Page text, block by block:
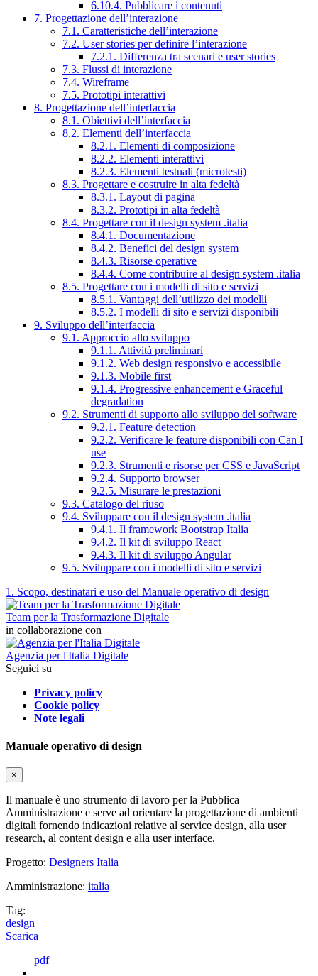
6.10.4. Pubblicare i contenuti
7. Progettazione dell’interazione
7.1. Caratteristiche dell’interazione
7.2. User stories per definire l’interazione
7.2.1. Differenza tra scenari e user stories
7.3. Flussi di interazione
7.4. Wireframe
7.5. Prototipi interattivi
8. Progettazione dell’interfaccia
8.1. Obiettivi dell’interfaccia
8.2. Elementi dell’interfaccia
8.2.1. Elementi di composizione
8.2.2. Elementi interattivi
8.2.3. Elementi testuali (microtesti)
8.3. Progettare e costruire in alta fedeltà
8.3.1. Layout di pagina
8.3.2. Prototipi in alta fedeltà
8.4. Progettare con il design system .italia
8.4.1. Documentazione
8.4.2. Benefici del design system
8.4.3. Risorse operative
8.4.4. Come contribuire al design system .italia
8.5. Progettare con i modelli di sito e servizi
8.5.1. Vantaggi dell’utilizzo dei modelli
8.5.2. I modelli di sito e servizi disponibili
9. Sviluppo dell’interfaccia
9.1. Approccio allo sviluppo
9.1.1. Attività preliminari
9.1.2. Web design responsivo e accessibile
9.1.3. Mobile first
9.1.4. Progressive enhancement e Graceful
degradation
9.2. Strumenti di supporto allo sviluppo del software
9.2.1. Feature detection
9.2.2. Verificare le feature disponibili con Can I
use
9.2.3. Strumenti e risorse per CSS e JavaScript
9.2.4. Supporto browser
9.2.5. Misurare le prestazioni
9.3. Catalogo del riuso
9.4. Sviluppare con il design system .italia
9.4.1. Il framework Bootstrap Italia
9.4.2. Il kit di sviluppo React
9.4.3. Il kit di sviluppo Angular
9.5. Sviluppare con i modelli di sito e servizi
1. Scopo, destinatari e uso del Manuale operativo di design
Team per la Trasformazione Digitale
in collaborazione con
Agenzia per l'Italia Digitale
Seguici su
Privacy policy
Cookie policy
Note legali
Manuale operativo di design
×
Il manuale è uno strumento di lavoro per la Pubblica
Amministrazione e serve ad orientare la progettazione di ambienti
digitali fornendo indicazioni relative al service design, alla user
research, al content design e alla user interface.
Progetto: Designers Italia
Amministrazione: italia
Tag:
design
Scarica
pdf